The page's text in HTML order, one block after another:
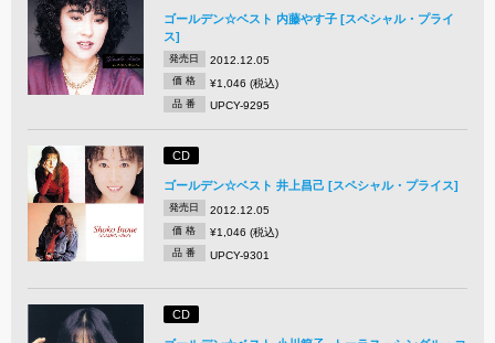
ゴールデン☆ベスト 内藤やす子 [スペシャル・プライ
ス]
発売日 2012.12.05
価 格 ¥1,046 (税込)
品 番 UPCY-9295
CD
ゴールデン☆ベスト 井上昌己 [スペシャル・プライス]
発売日 2012.12.05
価 格 ¥1,046 (税込)
品 番 UPCY-9301
CD